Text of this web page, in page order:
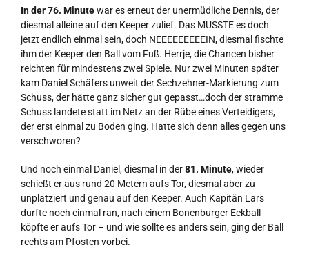
In der 76. Minutewar es erneut der unermüdliche Dennis, der
diesmal alleine auf den Keeper zulief. Das MUSSTE es doch
jetzt endlich einmal sein, doch NEEEEEEEEEIN, diesmal fischte
ihm der Keeper den Ball vom Fuß. Herrje, die Chancen bisher
reichten für mindestens zwei Spiele. Nur zwei Minuten später
kam Daniel Schäfers unweit der Sechzehner-Markierung zum
Schuss, der hätte ganz sicher gut gepasst…doch der stramme
Schuss landete statt im Netz an der Rübe eines Verteidigers,
der erst einmal zu Boden ging. Hatte sich denn alles gegen uns
verschworen?
Und noch einmal Daniel, diesmal in der81. Minute, wieder
schießt er aus rund 20 Metern aufs Tor, diesmal aber zu
unplatziert und genau auf den Keeper. Auch Kapitän Lars
durfte noch einmal ran, nach einem Bonenburger Eckball
köpfte er aufs Tor – und wie sollte es anders sein, ging der Ball
rechts am Pfosten vorbei.